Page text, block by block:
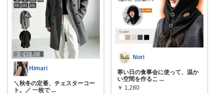
Himari
＼秋冬の定番、チェスターコー
ト。／ 一枚で ...
Nori
寒い日の食事会に使って、温か
い空間を作るこ ...
￥ 1,280